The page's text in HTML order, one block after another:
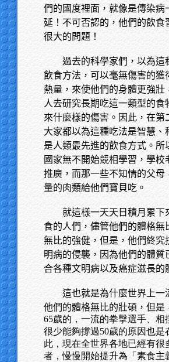
們的國度裡面，就像是傳染病
延！不可否認的，他們的飲食
很大的問題！
過去的科學家們，以為這
飲食方法，可以毫無傷害的獲
熱量，來使他們的身體更強壯
人去研究長期吃這一類型的食
來什麼樣的傷害。因此，在第
大家都以為這種吃法是智慧、
是人類最先進的飲食方式。所
國家無不開始競相學習，學校
推廣，而那一些不知情的父母
量的肉類給他們寶貝吃。
就這樣一天天日積月累下
食的人們，儘管他們的體格無
無比的強健，但是，他們終究
明病的侵襲，因為他們的體質
合各種文明病以及癌症滋長的
這也就是為什麼世界上一
他們的體格無比的壯碩，但是
65歲的，一流的拳擊選手、相
很少能夠撐過50歲的原因也是
此，現在全世界各地已經有很
者，慢慢開始提升為「素食主